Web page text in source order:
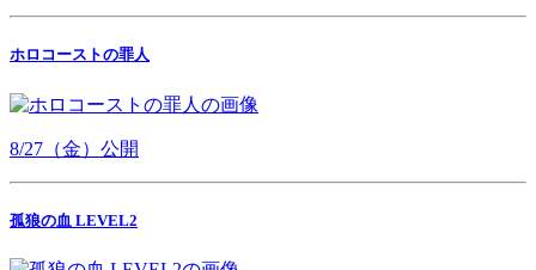
ホロコーストの罪人
8/27（金）公開
孤狼の血 LEVEL2